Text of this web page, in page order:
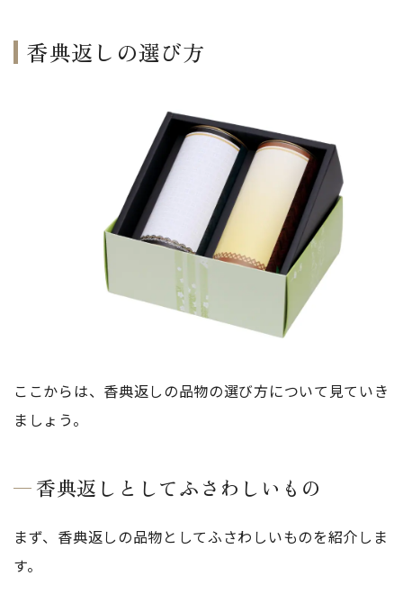
香典返しの選び方
ここからは、香典返しの品物の選び方について見ていき
ましょう。
香典返しとしてふさわしいもの
まず、香典返しの品物としてふさわしいものを紹介しま
す。